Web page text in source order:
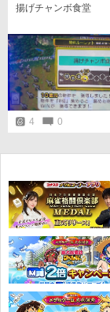
揚げチャンボ食堂
4 0